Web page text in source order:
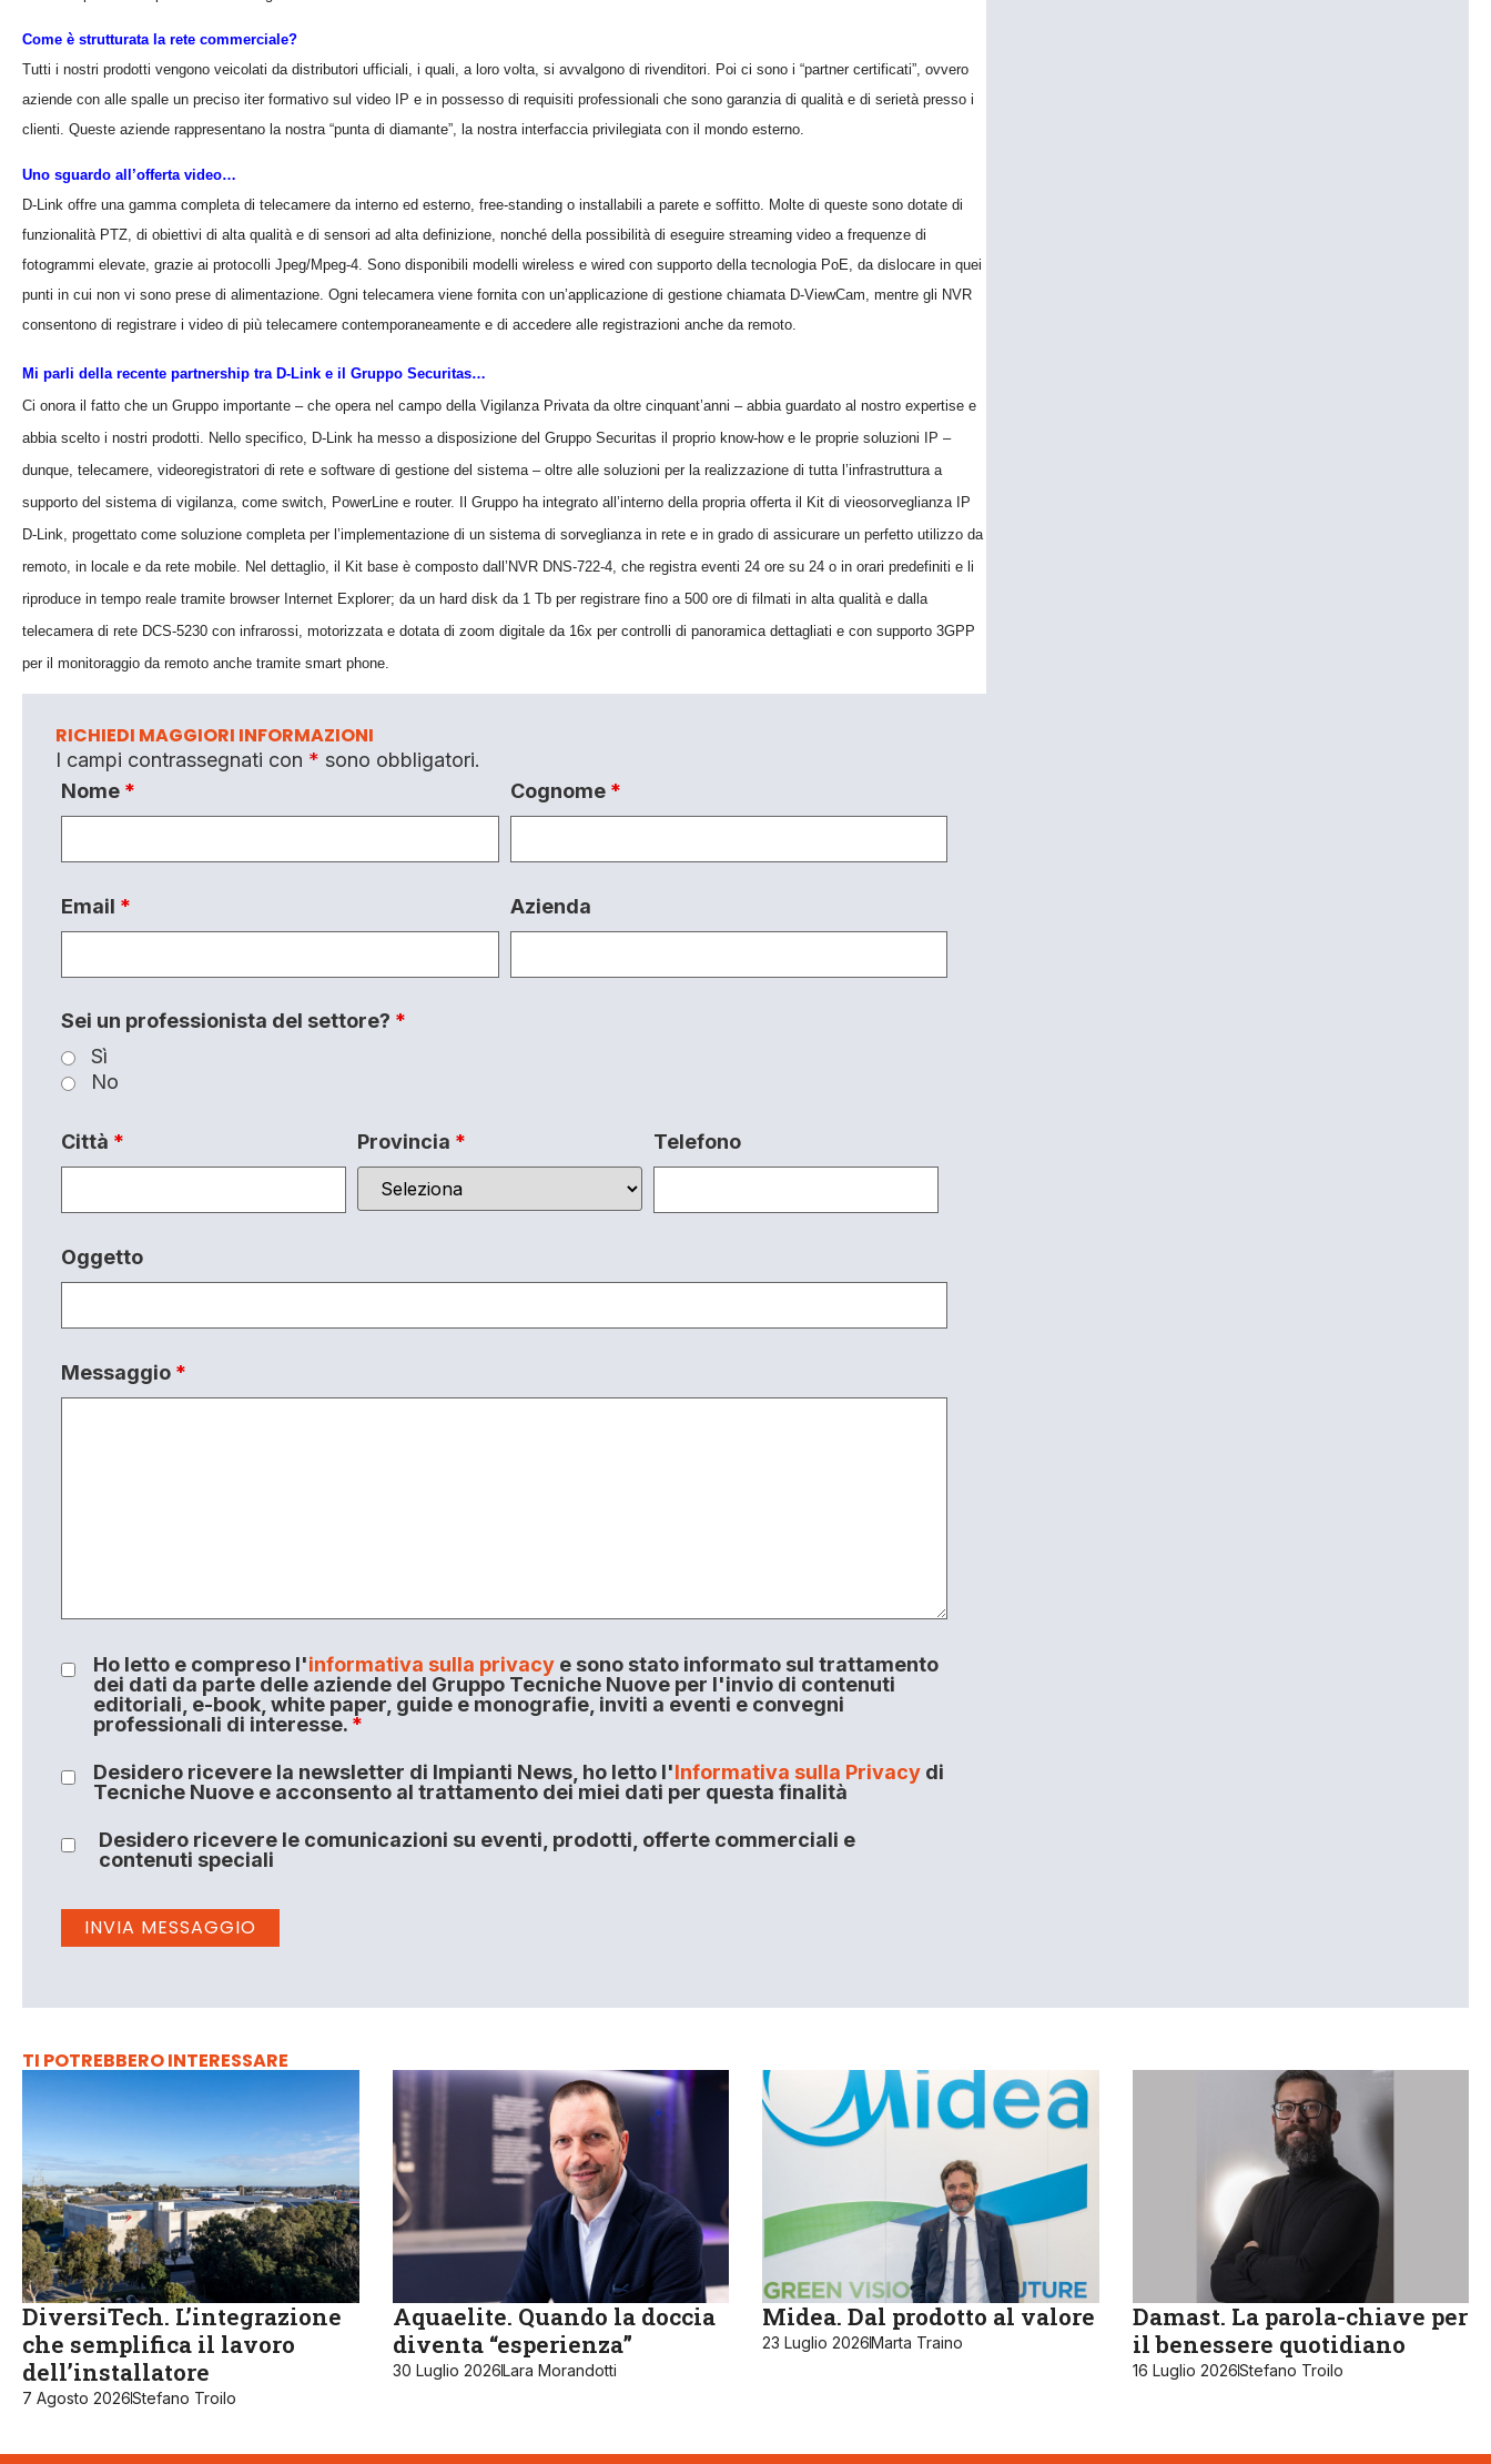
Come è strutturata la rete commerciale?
Tutti i nostri prodotti vengono veicolati da distributori ufficiali, i quali, a loro volta, si avvalgono di rivenditori. Poi ci sono i “partner certificati”, ovvero
aziende con alle spalle un preciso iter formativo sul video IP e in possesso di requisiti professionali che sono garanzia di qualità e di serietà presso i
clienti. Queste aziende rappresentano la nostra “punta di diamante”, la nostra interfaccia privilegiata con il mondo esterno.
Uno sguardo all’offerta video…
D-Link offre una gamma completa di telecamere da interno ed esterno, free-standing o installabili a parete e soffitto. Molte di queste sono dotate di
funzionalità PTZ, di obiettivi di alta qualità e di sensori ad alta definizione, nonché della possibilità di eseguire streaming video a frequenze di
fotogrammi elevate, grazie ai protocolli Jpeg/Mpeg-4. Sono disponibili modelli wireless e wired con supporto della tecnologia PoE, da dislocare in quei
punti in cui non vi sono prese di alimentazione. Ogni telecamera viene fornita con un’applicazione di gestione chiamata D-ViewCam, mentre gli NVR
consentono di registrare i video di più telecamere contemporaneamente e di accedere alle registrazioni anche da remoto.
Mi parli della recente partnership tra D-Link e il Gruppo Securitas…
Ci onora il fatto che un Gruppo importante – che opera nel campo della Vigilanza Privata da oltre cinquant’anni – abbia guardato al nostro expertise e
abbia scelto i nostri prodotti. Nello specifico, D-Link ha messo a disposizione del Gruppo Securitas il proprio know-how e le proprie soluzioni IP –
dunque, telecamere, videoregistratori di rete e software di gestione del sistema – oltre alle soluzioni per la realizzazione di tutta l’infrastruttura a
supporto del sistema di vigilanza, come switch, PowerLine e router. Il Gruppo ha integrato all’interno della propria offerta il Kit di vieosorveglianza IP
D-Link, progettato come soluzione completa per l’implementazione di un sistema di sorveglianza in rete e in grado di assicurare un perfetto utilizzo da
remoto, in locale e da rete mobile. Nel dettaglio, il Kit base è composto dall’NVR DNS-722-4, che registra eventi 24 ore su 24 o in orari predefiniti e li
riproduce in tempo reale tramite browser Internet Explorer; da un hard disk da 1 Tb per registrare fino a 500 ore di filmati in alta qualità e dalla
telecamera di rete DCS-5230 con infrarossi, motorizzata e dotata di zoom digitale da 16x per controlli di panoramica dettagliati e con supporto 3GPP
per il monitoraggio da remoto anche tramite smart phone.
RICHIEDI MAGGIORI INFORMAZIONI
I campi contrassegnati con * sono obbligatori.
Nome * Cognome *
Email * Azienda
Sei un professionista del settore? *
Sì
No
Città * Provincia * Telefono
Oggetto
Messaggio *
Ho letto e compreso l'informativa sulla privacye sono stato informato sul trattamento
dei dati da parte delle aziende del Gruppo Tecniche Nuove per l'invio di contenuti
editoriali, e-book, white paper, guide e monografie, inviti a eventi e convegni
professionali di interesse. *
Desidero ricevere la newsletter di Impianti News, ho letto l'Informativa sulla Privacydi
Tecniche Nuove e acconsento al trattamento dei miei dati per questa finalità
Desidero ricevere le comunicazioni su eventi, prodotti, offerte commerciali e
contenuti speciali
TI POTREBBERO INTERESSARE
DiversiTech. L’integrazione
che semplifica il lavoro
dell’installatore
7 Agosto 2026Stefano Troilo
Aquaelite. Quando la doccia
diventa “esperienza”
30 Luglio 2026Lara Morandotti
Midea. Dal prodotto al valore
23 Luglio 2026Marta Traino
Damast. La parola-chiave per
il benessere quotidiano
16 Luglio 2026Stefano Troilo